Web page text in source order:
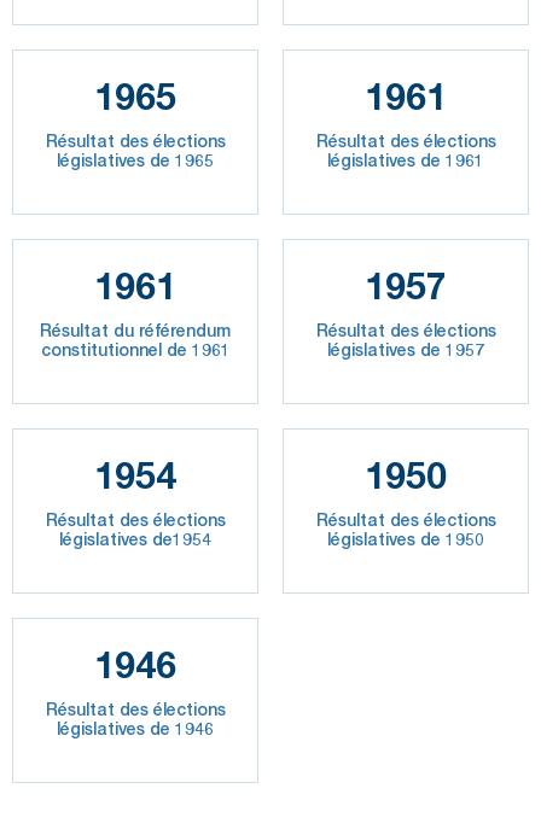
1965
Résultat des élections
législatives de 1965
1961
Résultat des élections
législatives de 1961
1961
Résultat du référendum
constitutionnel de 1961
1957
Résultat des élections
législatives de 1957
1954
Résultat des élections
législatives de1954
1950
Résultat des élections
législatives de 1950
1946
Résultat des élections
législatives de 1946